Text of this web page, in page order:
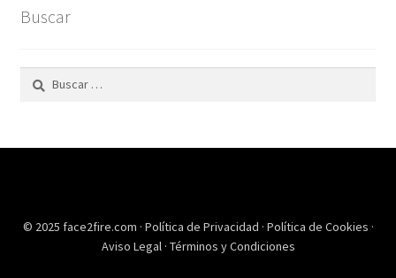
Buscar
Buscar:
© 2025 face2fire.com · Política de Privacidad · Política de Cookies ·
Aviso Legal · Términos y Condiciones